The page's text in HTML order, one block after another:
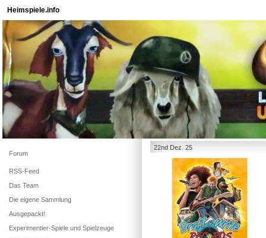
Heimspiele.info
22nd Dez. 25
Forum
RSS-Feed
Das Team
Die eigene Sammlung
Ausgepackt!
Experimentier-Spiele und Spielzeuge